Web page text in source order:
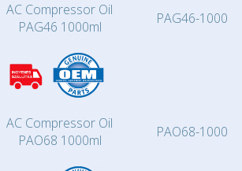
AC Compressor Oil
PAG46 1000ml
PAG46-1000
AC Compressor Oil
PAO68 1000ml
PAO68-1000